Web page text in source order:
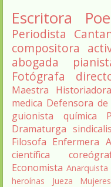
Escritora
Periodista
compositora
abogada
Fotógrafa
Maestra
Historiadora
medica Defensora
guionista
química
Dramaturga
Filosofa Enfermera
científica
Economista Anarquista
heroínas
Jueza